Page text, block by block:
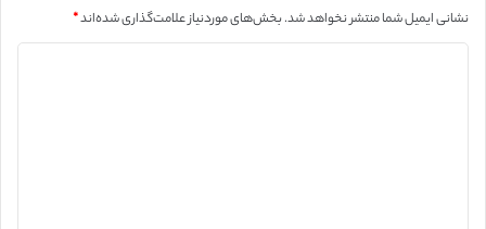
نشانی ایمیل شما منتشر نخواهد شد.بخش‌های موردنیاز علامت‌گذاری شده‌اند*